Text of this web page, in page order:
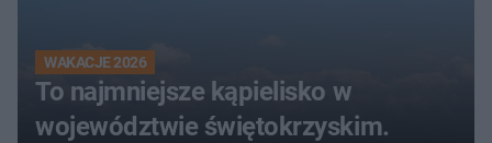
WAKACJE 2026
To najmniejsze kąpielisko w
województwie świętokrzyskim.